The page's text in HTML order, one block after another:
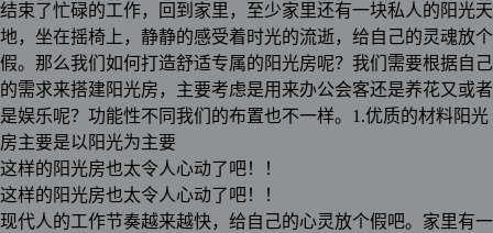
结束了忙碌的工作，回到家里，至少家里还有一块私人的阳光天
地，坐在摇椅上，静静的感受着时光的流逝，给自己的灵魂放个
假。那么我们如何打造舒适专属的阳光房呢？我们需要根据自己
的需求来搭建阳光房，主要考虑是用来办公会客还是养花又或者
是娱乐呢？功能性不同我们的布置也不一样。1.优质的材料阳光
房主要是以阳光为主要
这样的阳光房也太令人心动了吧！！
这样的阳光房也太令人心动了吧！！
现代人的工作节奏越来越快，给自己的心灵放个假吧。家里有一